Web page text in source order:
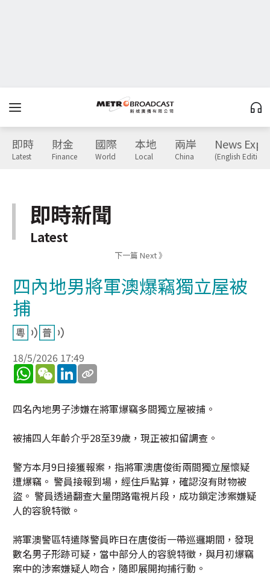
即時
Latest
財金
Finance
國際
World
本地
Local
兩岸
China
News
(English Edition)
即時新聞
Latest
下一篇 Next 》
四內地男將軍澳爆竊獨立屋被
捕
18/5/2026 17:49
WhatsApp
WeChatLinkedIn
四名內地男子涉嫌在將軍爆竊多間獨立屋被捕。
被捕四人年齡介乎28至39歲，現正被扣留調查。
警方本月9日接獲報案，指將軍澳唐俊街兩間獨立屋懷疑
遭爆竊。 警員接報到場，經住戶點算，確認沒有財物被
盜。 警員透過翻查大量閉路電視片段，成功鎖定涉案嫌疑
人的容貌特徵。
將軍澳警區特遣隊警員昨日在唐俊街一帶巡邏期間，發現
數名男子形跡可疑，當中部分人的容貌特徵，與月初爆竊
案中的涉案嫌疑人吻合，隨即展開拘捕行動。